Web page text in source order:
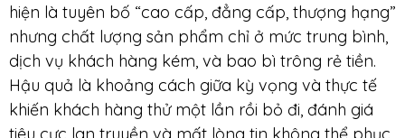
hiện là tuyên bố “cao cấp, đẳng cấp, thượng hạng”
nhưng chất lượng sản phẩm chỉ ở mức trung bình,
dịch vụ khách hàng kém, và bao bì trông rẻ tiền.
Hậu quả là khoảng cách giữa kỳ vọng và thực tế
khiến khách hàng thử một lần rồi bỏ đi, đánh giá
tiêu cực lan truyền và mất lòng tin không thể phục